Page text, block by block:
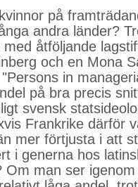
på
andra länder?
åtföljande
och en Mona
in
på bra precis
svensk
Frankrike därför
mer förtjusta i att
i generna hos
Om man ser